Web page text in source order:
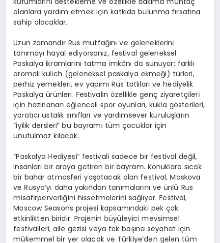
olanlara yardım etmek için katkıda bulunma fırsatına
sahip olacaklar.
Uzun zamandır Rus mutfağını ve geleneklerini
tanımayı hayal ediyorsanız, festival geleneksel
Paskalya ikramlarını tatma imkânı da sunuyor: farklı
aromalı kulich (geleneksel paskalya ekmeği) türleri,
perhiz yemekleri, ev yapımı Rus tatlıları ve hediyelik
Paskalya ürünleri. Festivalin özellikle genç ziyaretçileri
için hazırlanan eğlenceli spor oyunları, kukla gösterileri,
yaratıcı ustalık sınıfları ve yardımsever kuruluşların
“iyilik dersleri” bu bayramı tüm çocuklar için
unutulmaz kılacak.
“Paskalya Hediyesi” festivali sadece bir festival değil,
insanları bir araya getiren bir bayram. Konuklara sıcak
bir bahar atmosferi yaşatacak olan festival, Moskova
ve Rusya’yı daha yakından tanımalarını ve ünlü Rus
misafirperverliğini hissetmelerini sağlıyor. Festival,
Moscow Seasons projesi kapsamındaki pek çok
etkinlikten biridir. Projenin büyüleyici mevsimsel
festivalleri, aile gezisi veya tek başına seyahat için
mükemmel bir yer olacak ve Türkiye’den gelen tüm